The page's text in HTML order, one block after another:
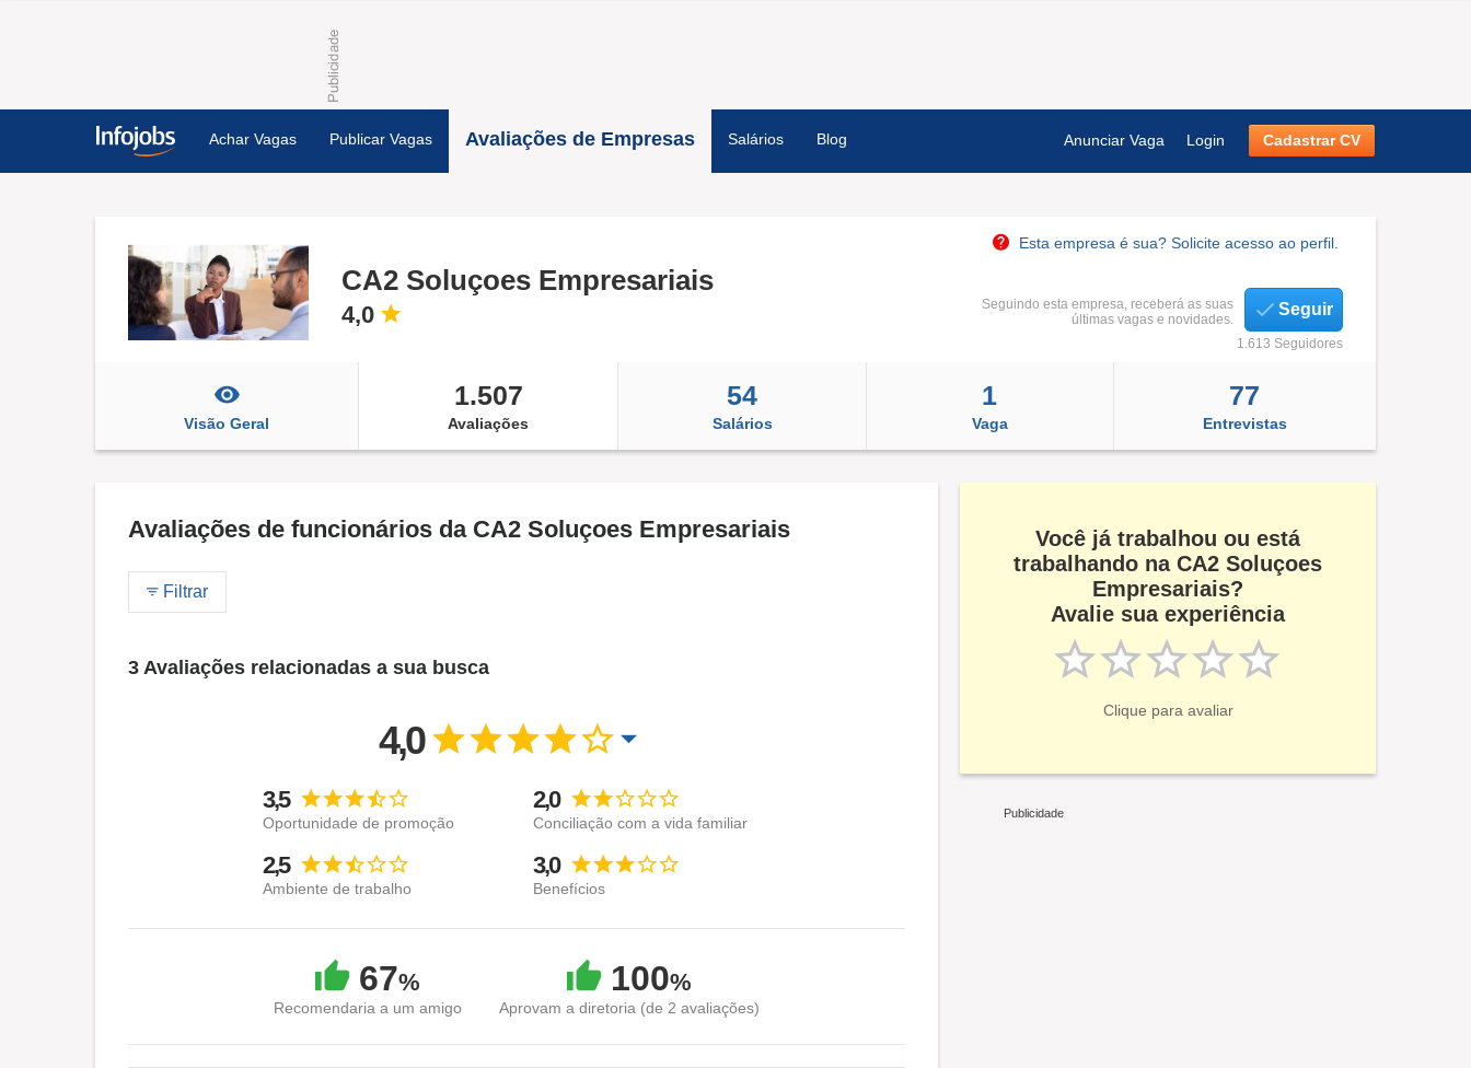
Achar Vagas Publicar Vagas Avaliações de Empresas Salários Blog Anunciar Vaga Login Cadastrar CV
Esta empresa é sua? Solicite acesso ao perfil.
CA2 Soluçoes Empresariais
4,0
Seguindo esta empresa, receberá as suas
últimas vagas e novidades.
Seguir
1.613 Seguidores
Visão Geral
1.507
Avaliações
54
Salários
1
Vaga
77
Entrevistas
Avaliações de funcionários da CA2 Soluçoes Empresariais
Filtrar
3 Avaliações relacionadas a sua busca
4,0
3,5
Oportunidade de promoção
2,0
Conciliação com a vida familiar
2,5
Ambiente de trabalho
3,0
Benefícios
67%
Recomendaria a um amigo
100%
Aprovam a diretoria (de 2 avaliações)
Você já trabalhou ou está
trabalhando na CA2 Soluçoes
Empresariais?
Avalie sua experiência
Clique para avaliar